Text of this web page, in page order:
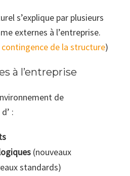
s’explique par plusieurs
externes à l’entreprise.
de la structure)
à l’entreprise
de
:
(nouveaux
standards)